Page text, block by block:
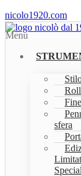
nicolo1920.com
Menu
sfera